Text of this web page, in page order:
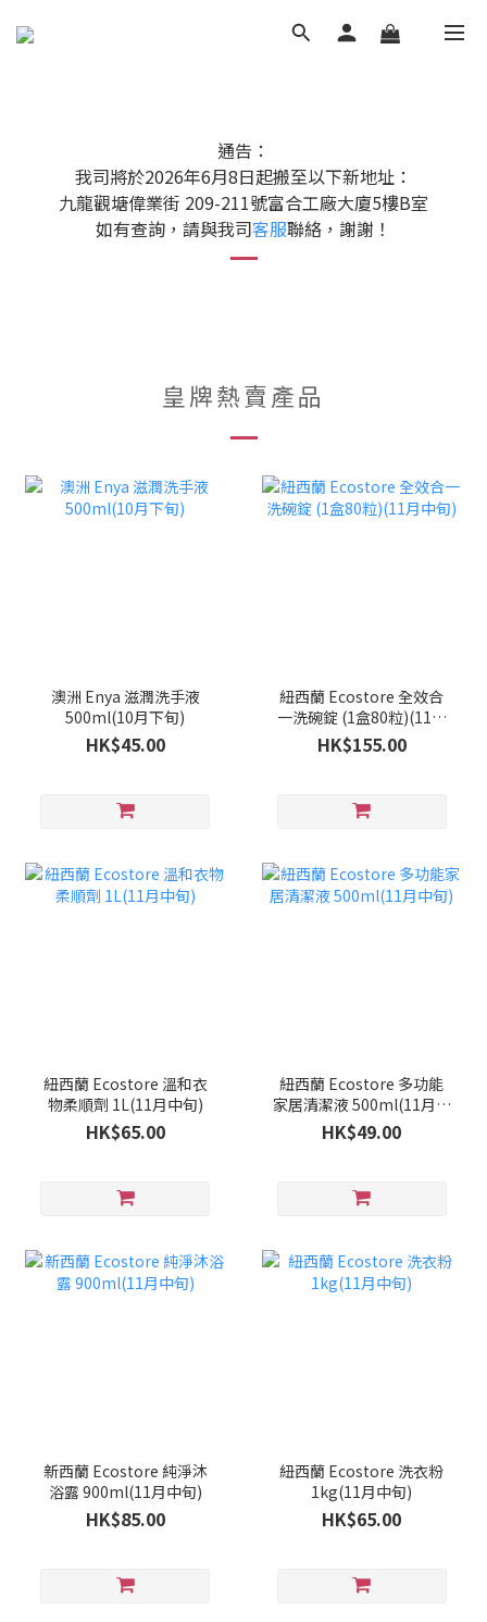
通告：
我司將於2026年6月8日起搬至以下新地址：
九龍觀塘偉業街 209-211號富合工廠大廈5樓B室
如有查詢，請與我司客服聯絡，謝謝！
皇牌熱賣產品
澳洲 Enya 滋潤洗手液
500ml(10月下旬)
HK$45.00
紐西蘭 Ecostore 全效合
一洗碗錠 (1盒80粒)(11月
中旬)
HK$155.00
紐西蘭 Ecostore 溫和衣
物柔順劑 1L(11月中旬)
HK$65.00
紐西蘭 Ecostore 多功能
家居清潔液 500ml(11月中
旬)
HK$49.00
新西蘭 Ecostore 純淨沐
浴露 900ml(11月中旬)
HK$85.00
紐西蘭 Ecostore 洗衣粉
1kg(11月中旬)
HK$65.00